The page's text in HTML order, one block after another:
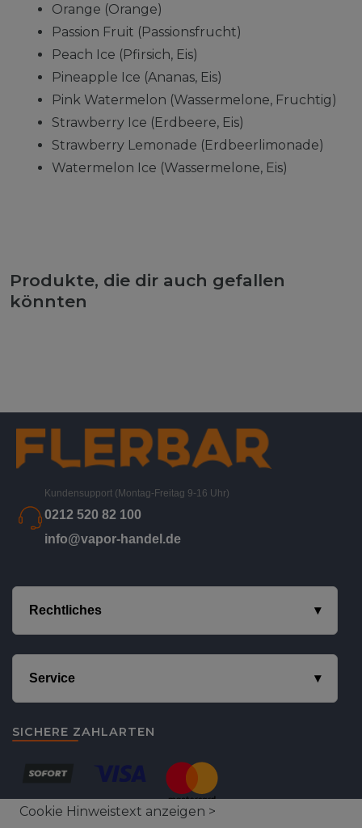
Orange (Orange)
Passion Fruit (Passionsfrucht)
Peach Ice (Pfirsich, Eis)
Pineapple Ice (Ananas, Eis)
Pink Watermelon (Wassermelone, Fruchtig)
Strawberry Ice (Erdbeere, Eis)
Strawberry Lemonade (Erdbeerlimonade)
Watermelon Ice (Wassermelone, Eis)
Produkte, die dir auch gefallen
könnten
Kundensupport (Montag-Freitag 9-16 Uhr)
0212 520 82 100
info@vapor-handel.de
Rechtliches
Service
SICHERE ZAHLARTEN
Cookie Hinweistext anzeigen >